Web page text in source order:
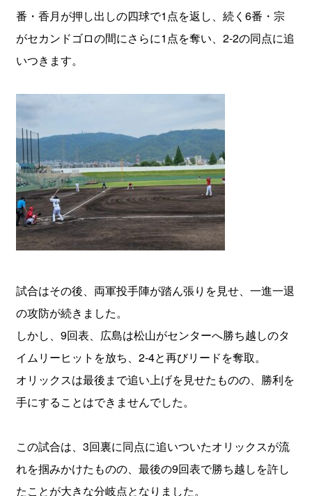
番・香月が押し出しの四球で1点を返し、続く6番・宗
がセカンドゴロの間にさらに1点を奪い、2-2の同点に追
いつきます。
試合はその後、両軍投手陣が踏ん張りを見せ、一進一退
の攻防が続きました。
しかし、9回表、広島は松山がセンターへ勝ち越しのタ
イムリーヒットを放ち、2-4と再びリードを奪取。
オリックスは最後まで追い上げを見せたものの、勝利を
手にすることはできませんでした。
この試合は、3回裏に同点に追いついたオリックスが流
れを掴みかけたものの、最後の9回表で勝ち越しを許し
たことが大きな分岐点となりました。